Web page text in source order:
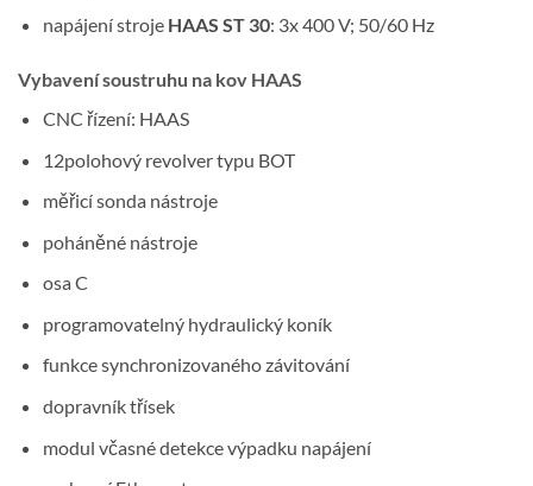
napájení stroje HAAS ST 30: 3x 400 V; 50/60 Hz
Vybavení soustruhu na kov HAAS
CNC řízení: HAAS
12polohový revolver typu BOT
měřicí sonda nástroje
poháněné nástroje
osa C
programovatelný hydraulický koník
funkce synchronizovaného závitování
dopravník třísek
modul včasné detekce výpadku napájení